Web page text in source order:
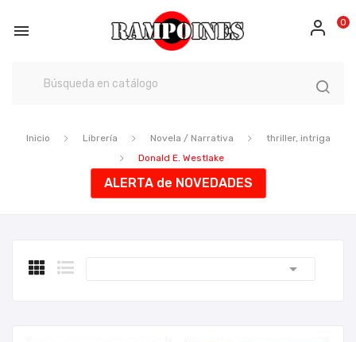
 0
Inicio Librería Novela / Narrativa
thriller, intriga
Donald E. Westlake
ALERTA de NOVEDADES
